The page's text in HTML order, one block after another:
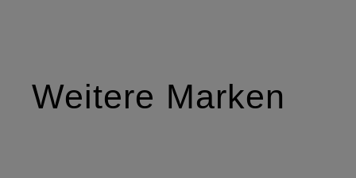
Weitere Marken